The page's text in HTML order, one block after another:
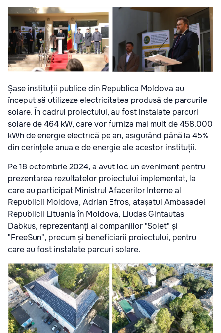
Șase instituții publice din Republica Moldova au
început să utilizeze electricitatea produsă de parcurile
solare. În cadrul proiectului, au fost instalate parcuri
solare de 464 kW, care vor furniza mai mult de 458.000
kWh de energie electrică pe an, asigurând până la 45%
din cerințele anuale de energie ale acestor instituții.
Pe 18 octombrie 2024, a avut loc un eveniment pentru
prezentarea rezultatelor proiectului implementat, la
care au participat Ministrul Afacerilor Interne al
Republicii Moldova, Adrian Efros, atașatul Ambasadei
Republicii Lituania în Moldova, Liudas Gintautas
Dabkus, reprezentanți ai companiilor "Solet" și
"FreeSun", precum și beneficiarii proiectului, pentru
care au fost instalate parcuri solare.